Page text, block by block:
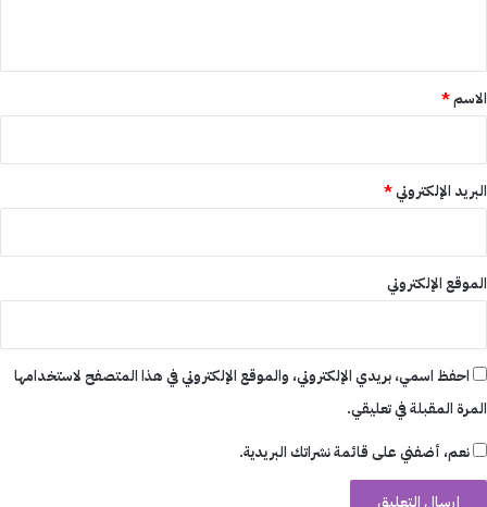
*
الاسم*
البريد الإلكتروني*
الموقع الإلكتروني
احفظ اسمي، بريدي الإلكتروني، والموقع الإلكتروني في هذا المتصفح لاستخدامها
المرة المقبلة في تعليقي.
نعم، أضفني على قائمة نشراتك البريدية.